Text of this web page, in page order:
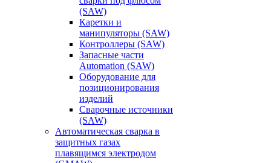
(SAW)
Каретки и
манипуляторы (SAW)
Контроллеры (SAW)
Запасные части
Automation (SAW)
Оборудование для
позиционирования
изделий
Сварочные источники
(SAW)
Автоматическая сварка в
защитных газах
плавящимся электродом